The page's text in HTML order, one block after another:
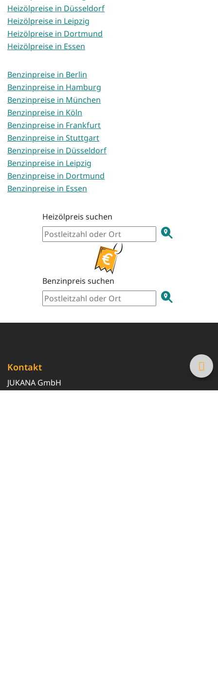
Heizölpreise in Düsseldorf
Heizölpreise in Leipzig
Heizölpreise in Dortmund
Heizölpreise in Essen
Benzinpreise in Berlin
Benzinpreise in Hamburg
Benzinpreise in München
Benzinpreise in Köln
Benzinpreise in Frankfurt
Benzinpreise in Stuttgart
Benzinpreise in Düsseldorf
Benzinpreise in Leipzig
Benzinpreise in Dortmund
Benzinpreise in Essen
Heizölpreis suchen
Benzinpreis suchen
Kontakt
JUKANA GmbH